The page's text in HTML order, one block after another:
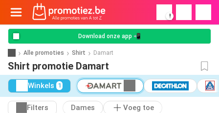
!
Download onze app 📲
Alle promoties Shirt Damart
Shirt promotie Damart
Winkels 1
Filters Dames
Voeg toe